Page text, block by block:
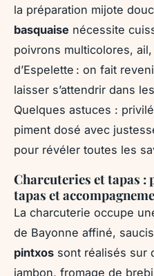
la préparation mijote
basquaise nécessite
poivrons multicolores,
d’Espelette : on fait
laisser s’attendrir dans
Quelques astuces :
piment dosé avec
pour révéler toutes les
Charcuteries et tapas :
tapas et
La charcuterie occupe
de Bayonne affiné,
pintxos sont réalisés sur
jambon, fromage de